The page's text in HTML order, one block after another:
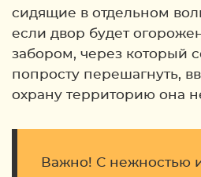
сидящие в отдельном
если двор будет
забором, через который
попросту перешагнуть,
охрану территорию она
Важно! С нежностью